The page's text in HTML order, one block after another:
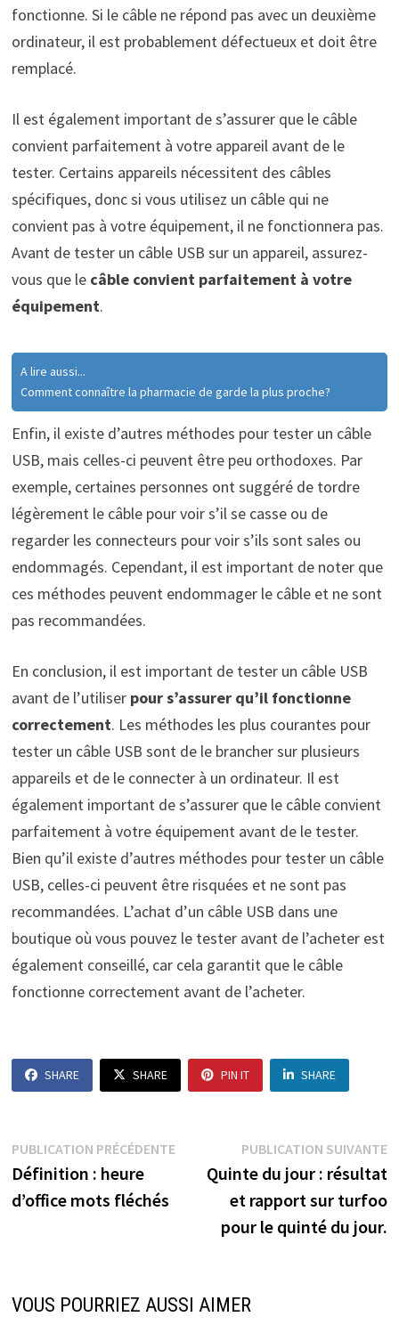
fonctionne. Si le câble ne répond pas avec un deuxième
ordinateur, il est probablement défectueux et doit être
remplacé.
Il est également important de s’assurer que le câble
convient parfaitement à votre appareil avant de le
tester. Certains appareils nécessitent des câbles
spécifiques, donc si vous utilisez un câble qui ne
convient pas à votre équipement, il ne fonctionnera pas.
Avant de tester un câble USB sur un appareil, assurez-
vous que le câble convient parfaitement à votre
équipement.
A lire aussi...
Comment connaître la pharmacie de garde la plus proche?
Enfin, il existe d’autres méthodes pour tester un câble
USB, mais celles-ci peuvent être peu orthodoxes. Par
exemple, certaines personnes ont suggéré de tordre
légèrement le câble pour voir s’il se casse ou de
regarder les connecteurs pour voir s’ils sont sales ou
endommagés. Cependant, il est important de noter que
ces méthodes peuvent endommager le câble et ne sont
pas recommandées.
En conclusion, il est important de tester un câble USB
avant de l’utiliserpour s’assurer qu’il fonctionne
correctement. Les méthodes les plus courantes pour
tester un câble USB sont de le brancher sur plusieurs
appareils et de le connecter à un ordinateur. Il est
également important de s’assurer que le câble convient
parfaitement à votre équipement avant de le tester.
Bien qu’il existe d’autres méthodes pour tester un câble
USB, celles-ci peuvent être risquées et ne sont pas
recommandées. L’achat d’un câble USB dans une
boutique où vous pouvez le tester avant de l’acheter est
également conseillé, car cela garantit que le câble
fonctionne correctement avant de l’acheter.
SHARE SHARE PIN IT SHARE
Navigation
de
PUBLICATION PRÉCÉDENTEPublication
précédente :
Définition : heure
d’office mots fléchés
PUBLICATION SUIVANTE
Quinte du jour : résultat
et rapport sur turfoo
pour le quinté du jour.
VOUS POURRIEZ AUSSI AIMER